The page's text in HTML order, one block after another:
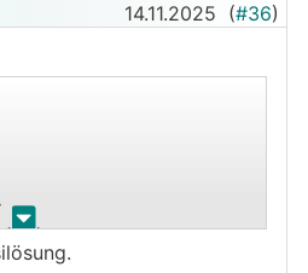
14.11.2025 (#36)
. .
dimora und domita nicht